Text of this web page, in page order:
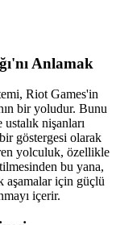
Anlamak
Riot Games'in
bir yoludur. Bunu
nişanları
göstergesi olarak
yolculuk, özellikle
bu yana,
aşamalar için güçlü
içerir.